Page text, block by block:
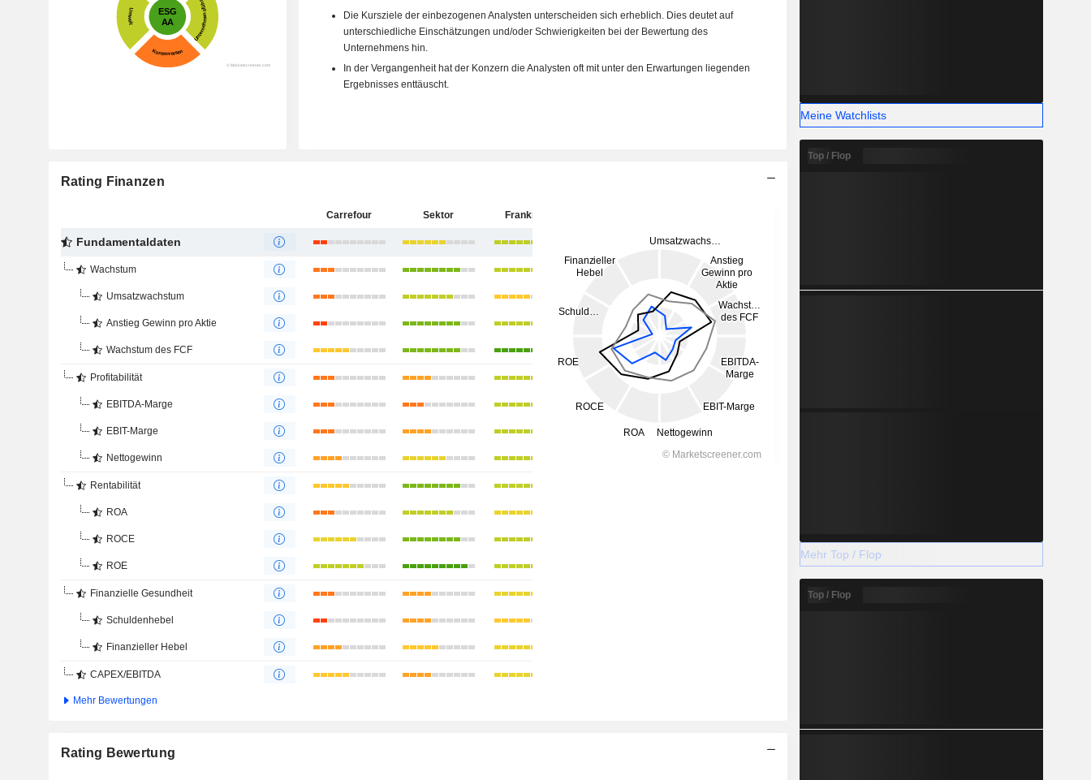
Die Kursziele der einbezogenen Analysten unterscheiden sich erheblich. Dies deutet auf
unterschiedliche Einschätzungen und/oder Schwierigkeiten bei der Bewertung des
Unternehmens hin.
In der Vergangenheit hat der Konzern die Analysten oft mit unter den Erwartungen liegenden
Ergebnisses enttäuscht.
Rating Finanzen
Carrefour Sektor Frankreich
Fundamentaldaten
Wachstum
Umsatzwachstum
Anstieg Gewinn pro Aktie
Wachstum des FCF
Profitabilität
EBITDA-Marge
EBIT-Marge
Nettogewinn
Rentabilität
ROA
ROCE
ROE
Finanzielle Gesundheit
Schuldenhebel
Finanzieller Hebel
CAPEX/EBITDA
Mehr Bewertungen
Rating Bewertung
Meine Watchlists
Top / Flop
Mehr Top / Flop
Top / Flop